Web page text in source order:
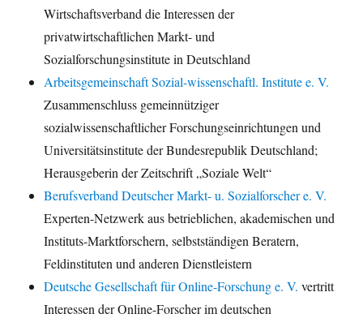
Wirtschaftsverband die Interessen der
privatwirtschaftlichen Markt- und
Sozialforschungsinstitute in Deutschland
Arbeitsgemeinschaft Sozial-wissenschaftl. Institute e. V.
Zusammenschluss gemeinnütziger
sozialwissenschaftlicher Forschungseinrichtungen und
Universitätsinstitute der Bundesrepublik Deutschland;
Herausgeberin der Zeitschrift „Soziale Welt“
Berufsverband Deutscher Markt- u. Sozialforscher e. V.
Experten-Netzwerk aus betrieblichen, akademischen und
Instituts-Marktforschern, selbstständigen Beratern,
Feldinstituten und anderen Dienstleistern
Deutsche Gesellschaft für Online-Forschung e. V. vertritt
Interessen der Online-Forscher im deutschen